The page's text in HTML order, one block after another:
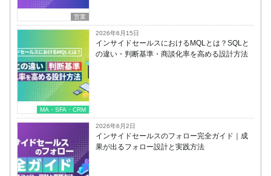
営業
MA・SFA・CRM
2026年6月15日
インサイドセールスにおけるMQLとは？SQLと
の違い・判断基準・商談化率を高める設計方法
2026年6月2日
インサイドセールスのフォロー完全ガイド｜成
果が出るフォロー設計と実践方法